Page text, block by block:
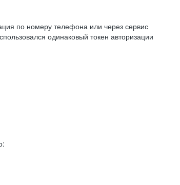
по номеру телефона или через сервис
одинаковый токен авторизации